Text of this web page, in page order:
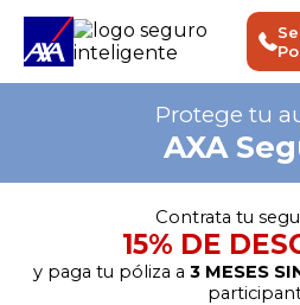
Protege tu
AXA
Contrata tu
15% DE
y paga tu póliza a 3 MESES